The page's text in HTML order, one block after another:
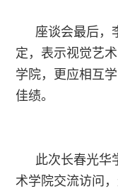
座谈会最后，
定，表示视觉艺
学院，更应相互
佳绩。
此次长春光华
术学院交流访问